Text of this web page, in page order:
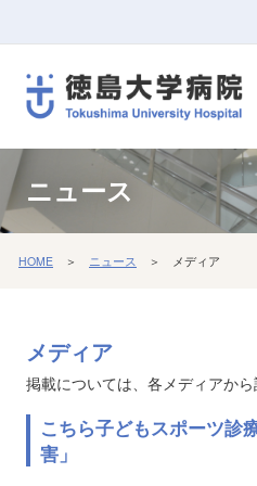
ニュース
HOME ＞ ニュース ＞ メディア
メディア
掲載については、各メディアから
こちら子どもスポーツ診
害」